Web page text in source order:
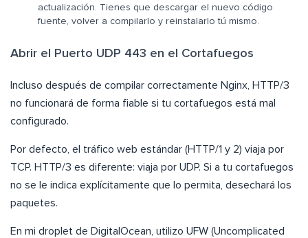
actualización. Tienes que descargar el nuevo código
fuente, volver a compilarlo y reinstalarlo tú mismo.
Abrir el Puerto UDP 443 en el Cortafuegos
Incluso después de compilar correctamente Nginx, HTTP/3
no funcionará de forma fiable si tu cortafuegos está mal
configurado.
Por defecto, el tráfico web estándar (HTTP/1 y 2) viaja por
TCP. HTTP/3 es diferente: viaja por UDP. Si a tu cortafuegos
no se le indica explícitamente que lo permita, desechará los
paquetes.
En mi droplet de DigitalOcean, utilizo UFW (Uncomplicated